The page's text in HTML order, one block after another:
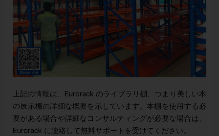
上記の情報は、Eurorack のライブラリ棚、つまり美しい本
の展示棚の詳細な概要を示しています。本棚を使用する必
要がある場合や詳細なコンサルティングが必要な場合は、
Eurorack に連絡して無料サポートを受けてください。